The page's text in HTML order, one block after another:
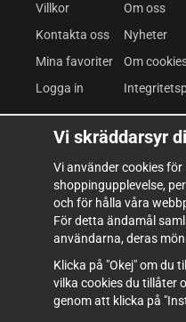
Villkor
Kontakta oss
Mina favoriter
Logga in
Om oss
Nyheter
Om
Vi skräddarsyr
Vi använder cookies
shoppingupplevelse,
och för hålla våra
För detta ändamål
användarna, deras
Klicka på "Okej" om du
vilka cookies du tillåter
genom att klicka på